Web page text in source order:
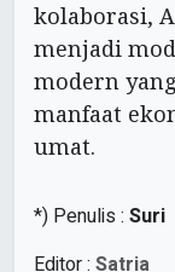
kolaborasi,
menjadi
modern
manfaat
umat.
*) Penulis : Suri
Editor : Satria